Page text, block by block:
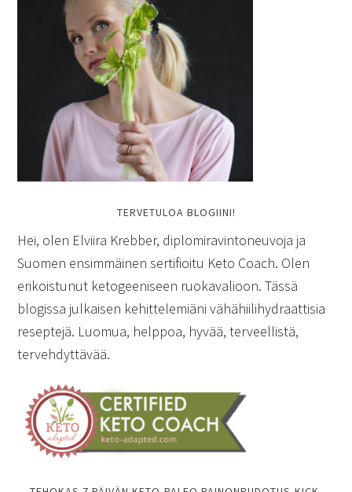
TERVETULOA BLOGIINI!
Hei, olen Elviira Krebber, diplomiravintoneuvoja ja
Suomen ensimmäinen sertifioitu Keto Coach. Olen
erikoistunut ketogeeniseen ruokavalioon. Tässä
blogissa julkaisen kehittelemiäni vähähiilihydraattisia
reseptejä. Luomua, helppoa, hyvää, terveellistä,
tervehdyttävää.